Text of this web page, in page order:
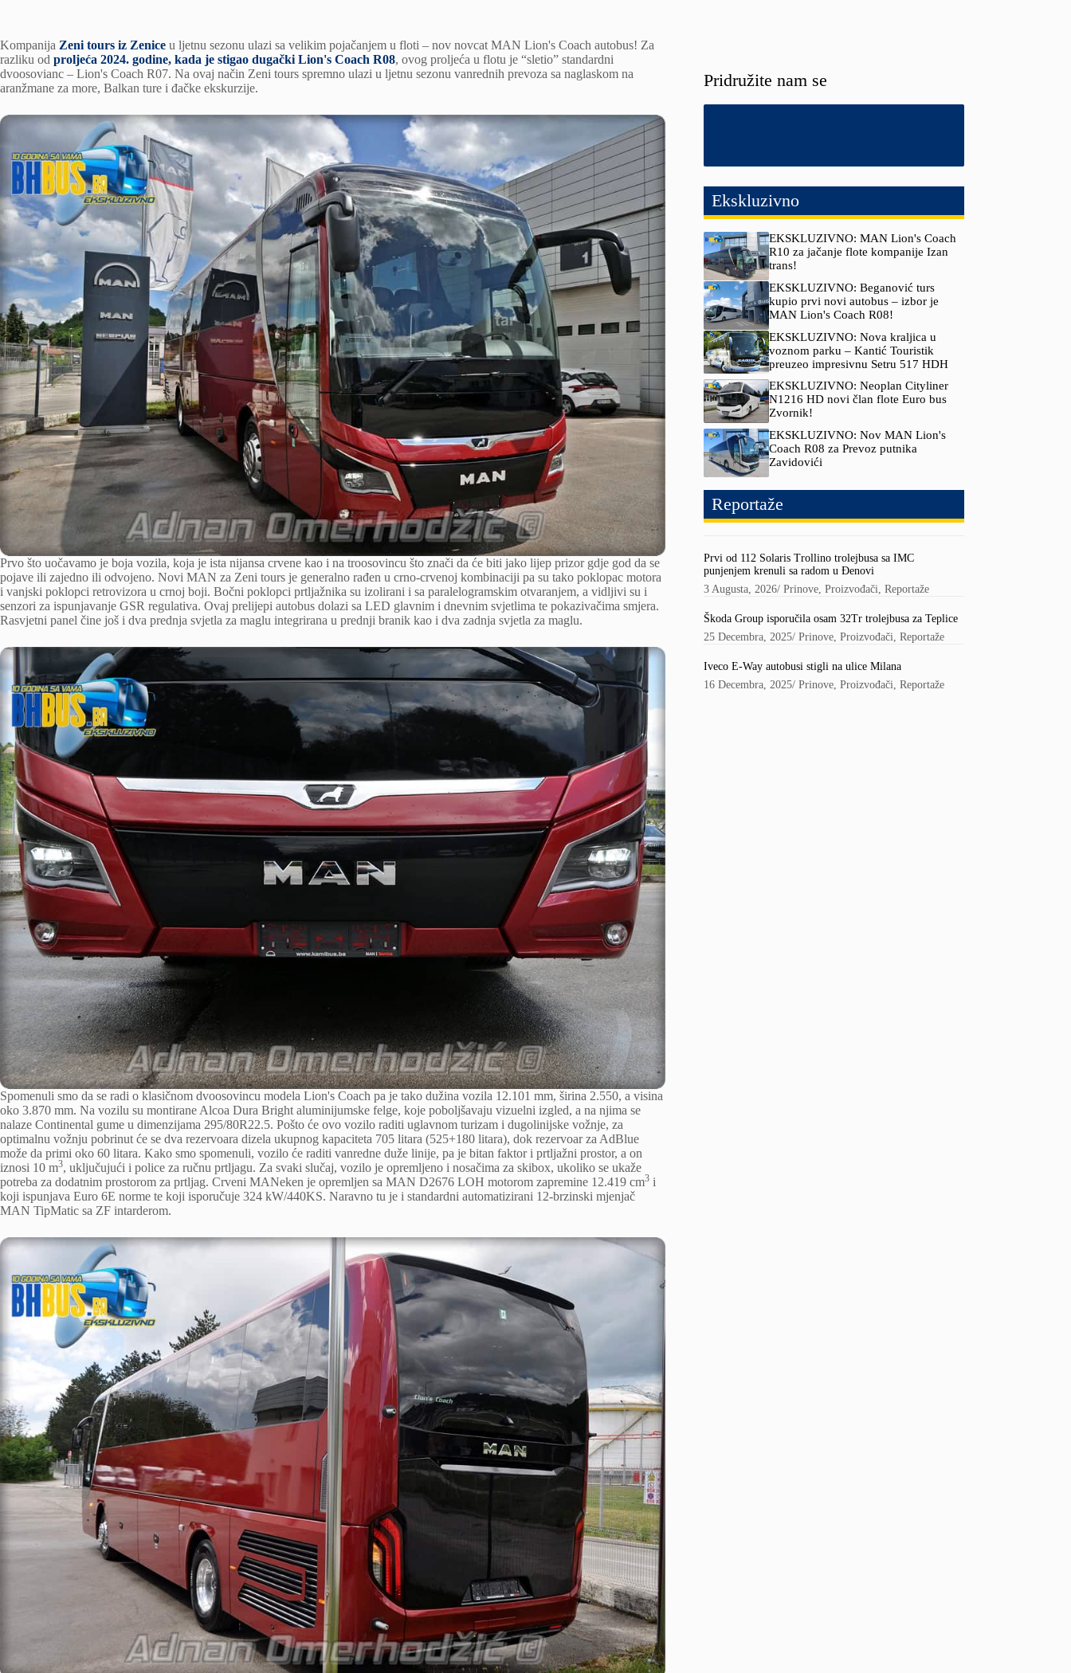
Kompanija Zeni tours iz Zenice u ljetnu sezonu ulazi sa velikim pojačanjem u floti – nov novcat MAN Lion's Coach autobus! Za
razliku od proljeća 2024. godine, kada je stigao dugački Lion's Coach R08, ovog proljeća u flotu je “sletio” standardni
dvoosovianc – Lion's Coach R07. Na ovaj način Zeni tours spremno ulazi u ljetnu sezonu vanrednih prevoza sa naglaskom na
aranžmane za more, Balkan ture i đačke ekskurzije.
Prvo što uočavamo je boja vozila, koja je ista nijansa crvene kao i na troosovincu što znači da će biti jako lijep prizor gdje god da se
pojave ili zajedno ili odvojeno. Novi MAN za Zeni tours je generalno rađen u crno-crvenoj kombinaciji pa su tako poklopac motora
i vanjski poklopci retrovizora u crnoj boji. Bočni poklopci prtljažnika su izolirani i sa paralelogramskim otvaranjem, a vidljivi su i
senzori za ispunjavanje GSR regulativa. Ovaj prelijepi autobus dolazi sa LED glavnim i dnevnim svjetlima te pokazivačima smjera.
Rasvjetni panel čine još i dva prednja svjetla za maglu integrirana u prednji branik kao i dva zadnja svjetla za maglu.
Spomenuli smo da se radi o klasičnom dvoosovincu modela Lion's Coach pa je tako dužina vozila 12.101 mm, širina 2.550, a visina
oko 3.870 mm. Na vozilu su montirane Alcoa Dura Bright aluminijumske felge, koje poboljšavaju vizuelni izgled, a na njima se
nalaze Continental gume u dimenzijama 295/80R22.5. Pošto će ovo vozilo raditi uglavnom turizam i dugolinijske vožnje, za
optimalnu vožnju pobrinut će se dva rezervoara dizela ukupnog kapaciteta 705 litara (525+180 litara), dok rezervoar za AdBlue
može da primi oko 60 litara. Kako smo spomenuli, vozilo će raditi vanredne duže linije, pa je bitan faktor i prtljažni prostor, a on
iznosi 10 m3, uključujući i police za ručnu prtljagu. Za svaki slučaj, vozilo je opremljeno i nosačima za skibox, ukoliko se ukaže
potreba za dodatnim prostorom za prtljag. Crveni MANeken je opremljen sa MAN D2676 LOH motorom zapremine 12.419 cm3 i
koji ispunjava Euro 6E norme te koji isporučuje 324 kW/440KS. Naravno tu je i standardni automatizirani 12-brzinski mjenjač
MAN TipMatic sa ZF intarderom.
Pridružite nam se
Ekskluzivno
EKSKLUZIVNO: MAN Lion's Coach
R10 za jačanje flote kompanije Izan
trans!
EKSKLUZIVNO: Beganović turs
kupio prvi novi autobus – izbor je
MAN Lion's Coach R08!
EKSKLUZIVNO: Nova kraljica u
voznom parku – Kantić Touristik
preuzeo impresivnu Setru 517 HDH
EKSKLUZIVNO: Neoplan Cityliner
N1216 HD novi član flote Euro bus
Zvornik!
EKSKLUZIVNO: Nov MAN Lion's
Coach R08 za Prevoz putnika
Zavidovići
Reportaže
Prvi od 112 Solaris Trollino trolejbusa sa IMC
punjenjem krenuli sa radom u Đenovi
3 Augusta, 2026/Prinove,Proizvođači,Reportaže
Škoda Group isporučila osam 32Tr trolejbusa za Teplice
25 Decembra, 2025/Prinove,Proizvođači,Reportaže
Iveco E-Way autobusi stigli na ulice Milana
16 Decembra, 2025/Prinove,Proizvođači,Reportaže